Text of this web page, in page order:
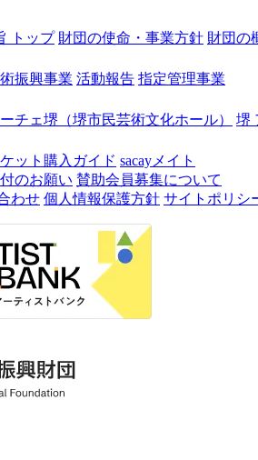
トップ 財団の使命・事業方針 財団の
振興事業 活動報告 指定管理事業
チェ堺（堺市民芸術文化ホール） 堺
ット購入ガイド sacayメイト
のお願い 賛助会員募集について
わせ 個人情報保護方針 サイトポリシ